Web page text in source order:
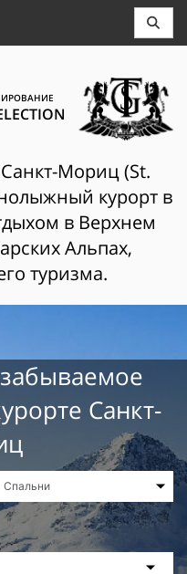
Мориц (St.
курорт в
в Верхнем
Альпах,
туризма.
Санкт-